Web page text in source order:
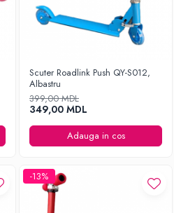
Scuter Roadlink Push QY-S012,
Albastru
399,00 MDL
349,00 MDL
Adauga in cos
-13%